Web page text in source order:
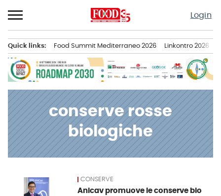
al
contenuto
Login
principale
Quick links: Food Summit Mediterraneo 2026 Linkontro 2026
conserve rosse
biologiche
CONSERVE
Anicav promuove le conserve bio